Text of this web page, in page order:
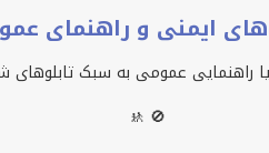
ایمنی و راهنمای
راهنمایی عمومی به سبک
🚸 🚫